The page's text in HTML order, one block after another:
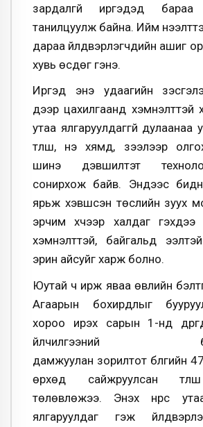
зардалгүй иргэдэд бараа
танилцуулж байна. Ийм
дараа үйлдвэрлэгчдийн ашиг
хувь өсдөг гэнэ.
Иргэд энэ удаагийн
дээр цахилгаанд хэмнэлттэй
утаа ялгаруулдаггүй дулаанаа
түлш, үнэ хямд, зээлээр
шинэ дэвшилтэт
сонирхож байв. Эндээс
ярьж хэвшсэн төслийн зуух
эрчим хүчээр халдаг гэхдээ
хэмнэлттэй, байгальд
эрин айсуйг харж болно.
Юутай ч ирж яваа өвлийн
Агаарын бохирдлыг
хороо ирэх сарын 1-нд
үйлчилгээний
дамжуулан зорилтот бүлгийн
өрхөд сайжруулсан
төлөвлөжээ. Энэхүү нүүрс
ялгаруулдаг гэж